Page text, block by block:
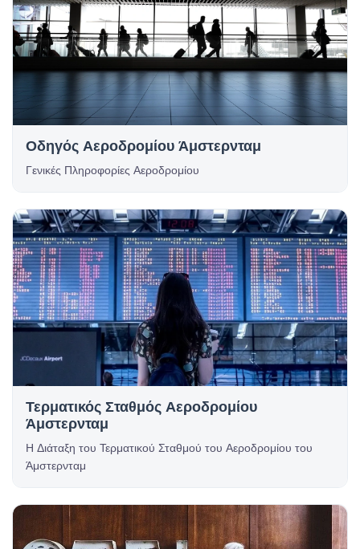
Οδηγός Αεροδρομίου Άμστερνταμ
Γενικές Πληροφορίες Αεροδρομίου
Τερματικός Σταθμός Αεροδρομίου
Άμστερνταμ
Η Διάταξη του Τερματικού Σταθμού του Αεροδρομίου του
Άμστερνταμ